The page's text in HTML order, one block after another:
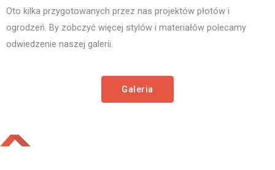
Oto kilka przygotowanych przez nas projektów płotów i
ogrodzeń. By zobczyć więcej stylów i materiałów polecamy
odwiedzenie naszej galerii.
Galeria